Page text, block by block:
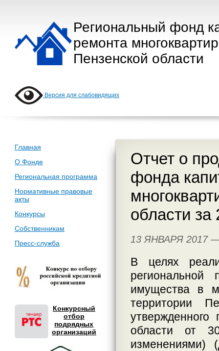
Региональный фонд
ремонта
Пензенской области
Версия для слабовидящих
Главная
О Фонде
Региональная программа
Нормативные правовые
акты
Конкурсы
Собственникам
Пресс-служба
Конкурсный
отбор
подрядных
организаций
Отчет о
фонда
области за
13 ЯНВАРЯ 2017
В целях
региональной
имущества в
территории
утвержденного
области от
изменениями)